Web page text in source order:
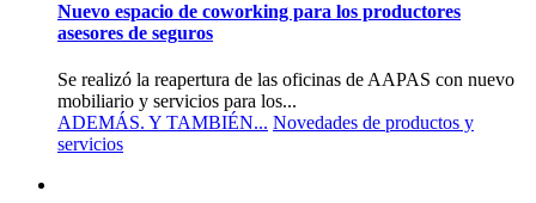
Nuevo espacio de coworking para los productores
asesores de seguros
Se realizó la reapertura de las oficinas de AAPAS con nuevo
mobiliario y servicios para los...
ADEMÁS. Y TAMBIÉN... Novedades de productos y
servicios